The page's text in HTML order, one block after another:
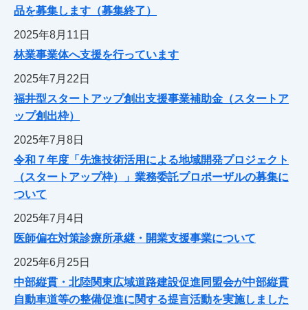
品を募集します（募集終了）
2025年8月11日
林業事業体へ支援を行っています
2025年7月22日
福井型スタートアップ創出支援事業補助金（スタートア
ップ創出枠）
2025年7月8日
令和７年度「先進技術活用による地域開発プロジェクト
（スタートアップ枠）」業務委託プロポーザルの募集に
ついて
2025年7月4日
医師偏在対策診療所承継・開業支援事業について
2025年6月25日
中部縦貫・北陸関東広域道路建設促進同盟会が中部縦貫
自動車道等の整備促進に関する提言活動を実施しました